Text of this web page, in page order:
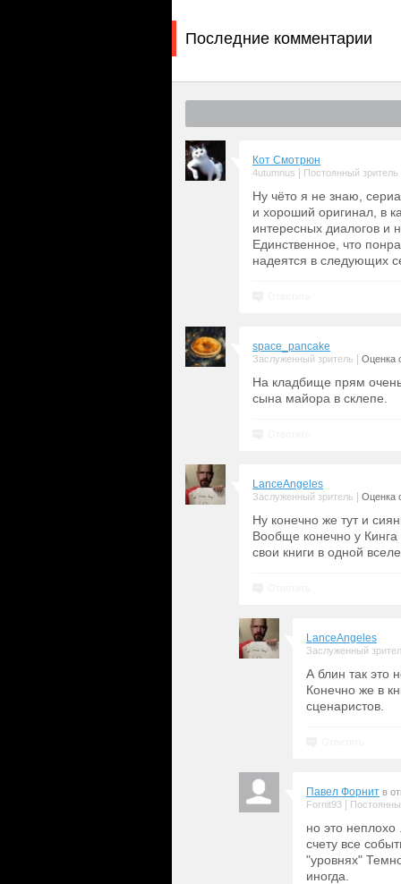
Последние комментарии
Кот Смотрюн
4utumnus Постоянный зритель
Ну чёто я не знаю,
и хороший оригинал, в
интересных диалогов и
Единственное, что
надеятся в следующих
space_pancake
Заслуженный зритель Оценка
На кладбище прям
сына майора в склепе.
LanceAngeles
Заслуженный зритель Оценка
Ну конечно же тут и
Вообще конечно у
свои книги в одной
LanceAngeles
Заслуженный
А блин так это
Конечно же в
сценаристов.
Павел Форнит в
Fornit93
но это
счету все
"уровнях"
иногда.